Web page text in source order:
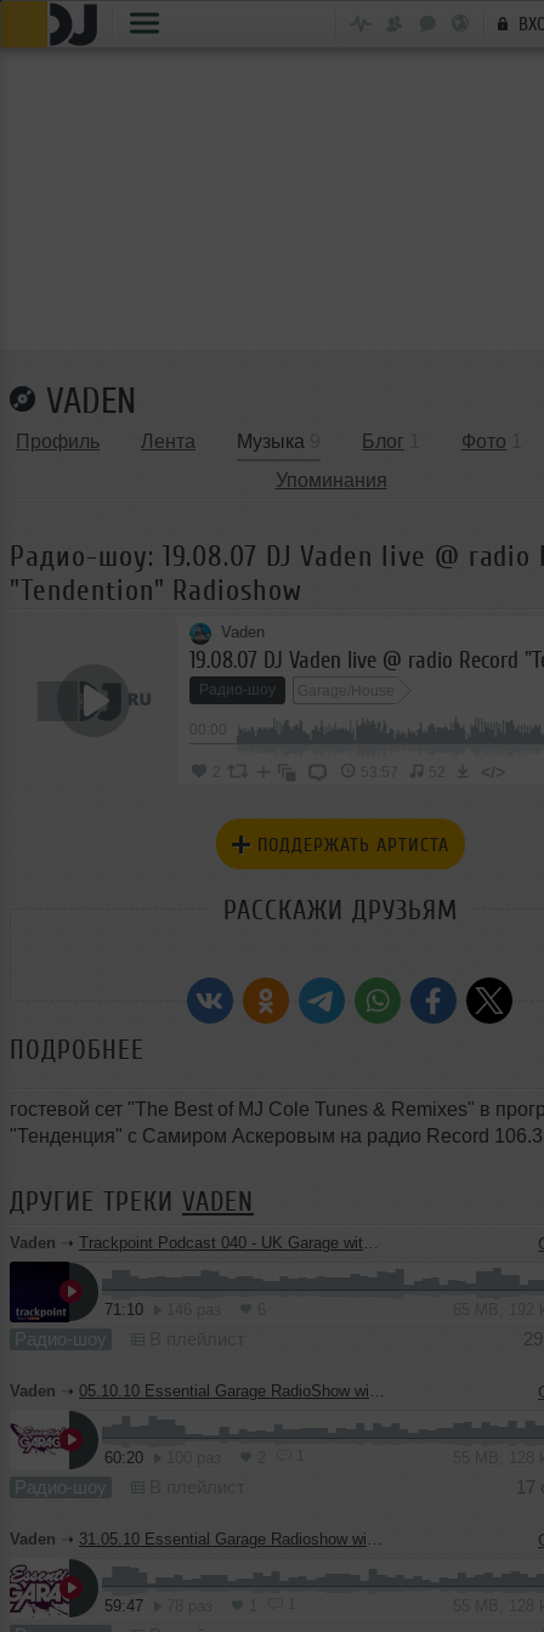
VADEN
Профиль Лента Музыка Блог Фото
Упоминания
Радио-шоу: 19.08.07 DJ Vaden live @ radio
"Tendention" Radioshow
Vaden
Радио-шоу Garage/House
2 53:57 52 </>
ПОДДЕРЖАТЬ АРТИСТА
РАССКАЖИ ДРУЗЬЯМ
ПОДРОБНЕЕ
гостевой сет "The Best of MJ Cole Tunes & Remixes" в
"Тенденция" с Самиром Аскеровым на радио Record
ДРУГИЕ ТРЕКИ VADEN
Vaden ➝ Trackpoint Podcast 040 - UK Garage with DJ Vaden
71:10
Радио-шоу
Vaden ➝ 05.10.10 Essential Garage RadioShow with DJ Vaden @ Ministry Of Sound Radio (UK)
60:20
Радио-шоу 17
Vaden ➝ 31.05.10 Essential Garage Radioshow with DJ Vaden @ Ministry of Sound Radio (UK)
59:47